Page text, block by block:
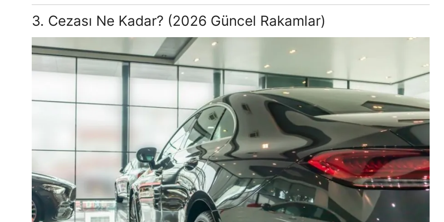
3. Cezası Ne Kadar? (2026 Güncel Rakamlar)